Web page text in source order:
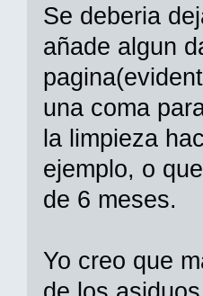
Se deberia
añade algun
una coma
la limpieza
ejemplo, o
de 6 meses.
Yo creo que